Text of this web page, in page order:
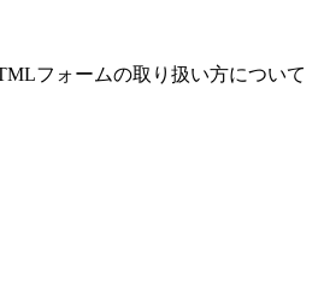
フォームの取り扱い方について